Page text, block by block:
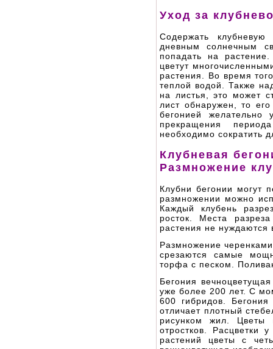
Уход за
Содержать
дневным солнечным
попадать на
цветут
растения. Во время
теплой водой. Также
на листья, это может
лист обнаружен, то
бегонией
прекращения
необходимо сократить
Клубневая
Размножение
Клубни бегонии могут
размножении можно
Каждый клубень
росток. Места
растения не нуждаются
Размножение
срезаются самые
торфа с песком.
Бегония
уже более 200 лет. С
600 гибридов. Бегония
отличает плотный
рисунком жил. Цветы
отростков. Расцветки
растений цветы с